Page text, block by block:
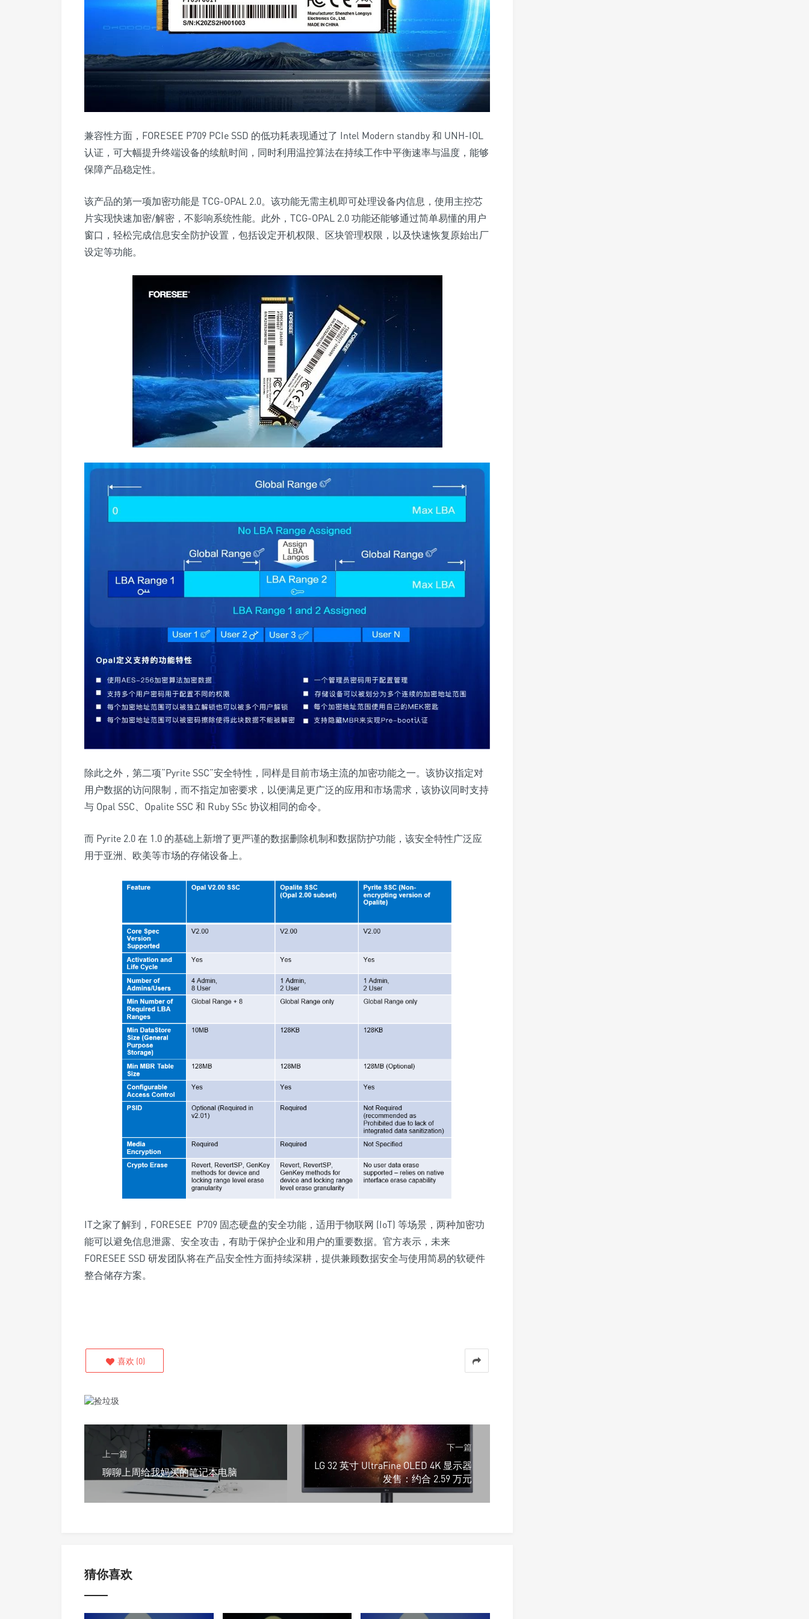
兼容性方面，FORESEE P709 PCIe SSD 的低功耗表现通过了 Intel Modern standby 和 UNH-IOL
认证 ，可大幅提升终端设备的续航时间，同时利用温控算法在持续工作中平衡速率与温度，能够
保障产品稳定性。
该产品的第一项加密功能是 TCG-OPAL 2.0。该功能无需主机即可处理设备内信息，使用主控芯
片实现快速加密/解密，不影响系统性能。此外，TCG-OPAL 2.0 功能还能够通过简单易懂的用户
窗口，轻松完成信息安全防护设置，包括设定开机权限、区块管理权限，以及快速恢复原始出厂
设定等功能。
除此之外，第二项“Pyrite SSC”安全特性，同样是目前市场主流的加密功能之一。 该协议指定对
用户数据的访问限制，而不指定加密要求 ，以便满足更广泛的应用和市场需求，该协议同时支持
与 Opal SSC、Opalite SSC 和 Ruby SSc 协议相同的命令。
而 Pyrite 2.0 在 1.0 的基础上新增了更严谨的数据删除机制和数据防护功能 ，该安全特性广泛应
用于亚洲、欧美等市场的存储设备上。
IT之家了解到，FORESEE P709 固态硬盘的安全功能， 适用于物联网 (IoT) 等场景 ，两种加密功
能可以避免信息泄露、安全攻击，有助于保护企业和用户的重要数据。官方表示，未来
FORESEE SSD 研发团队将在产品安全性方面持续深耕，提供兼顾数据安全与使用简易的软硬件
整合储存方案。
喜欢 (0)
上一篇
聊聊上周给我妈买的笔记本电脑
下一篇
LG 32 英寸 UltraFine OLED 4K 显示器
发售：约合 2.59 万元
猜你喜欢